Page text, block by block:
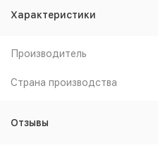
Характеристики
Производитель
Страна производства
Отзывы